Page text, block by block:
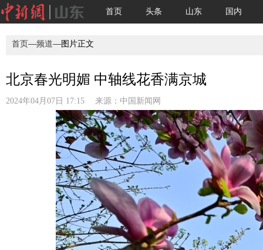
首页 头条 山东 国内
首页—频道—图片正文
北京春光明媚 中轴线花香满京城
2024年04月07日 17:15 来源： 中国新闻网